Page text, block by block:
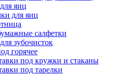
яиц
для яиц
салфетки
зубочисток
горячее
под кружки и стаканы
под тарелки